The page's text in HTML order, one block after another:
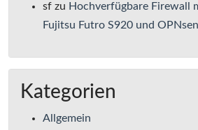
sf zu Hochverfügbare Firewall
Fujitsu Futro S920 und
Kategorien
Allgemein